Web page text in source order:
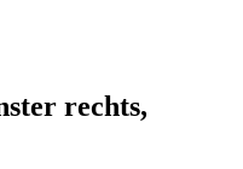
rechts,